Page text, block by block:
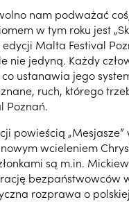
nam podważać
w tym roku jest
Malta Festival
jedyną. Każdy
ustanawia jego
ruch, którego
Poznań.
powieścią
wcieleniem
są m.in.
rozprawa o